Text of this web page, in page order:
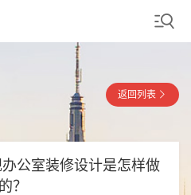
返回列表
公室装修设计是怎样做
的？